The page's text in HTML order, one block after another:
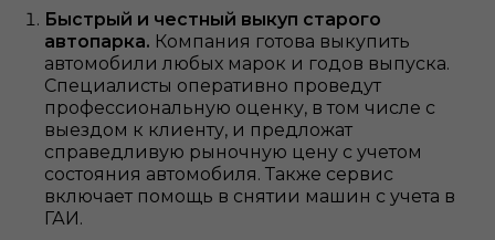
Быстрый и честный выкуп старого
автопарка. Компания готова выкупить
автомобили любых марок и годов выпуска.
Специалисты оперативно проведут
профессиональную оценку, в том числе с
выездом к клиенту, и предложат
справедливую рыночную цену с учетом
состояния автомобиля. Также сервис
включает помощь в снятии машин с учета в
ГАИ.